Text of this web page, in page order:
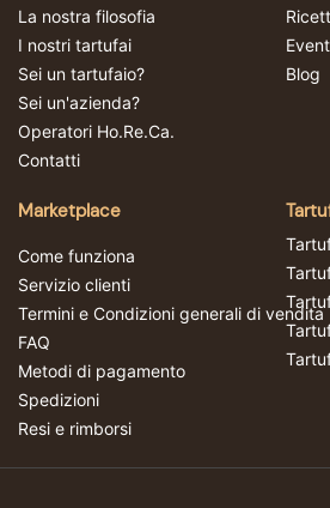
La nostra filosofia
I nostri tartufai
Sei un tartufaio?
Sei un'azienda?
Operatori Ho.Re.Ca.
Contatti
Blog
Marketplace
Come funziona
Servizio clienti
Termini e Condizioni generali di vendita
FAQ
Metodi di pagamento
Spedizioni
Resi e rimborsi